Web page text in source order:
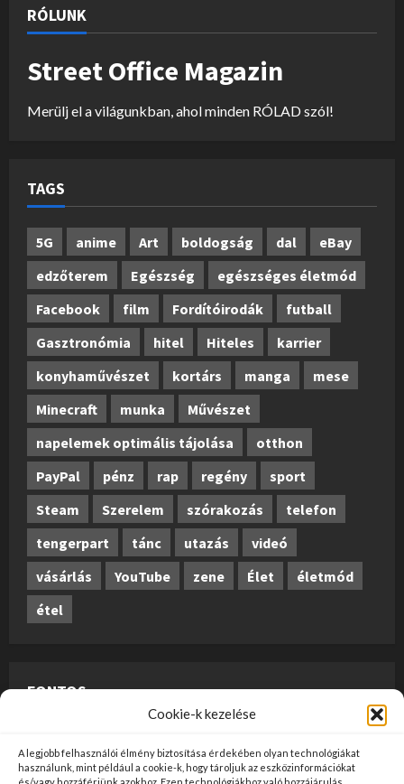
Cookie-k kezelése
A legjobb felhasználói élmény biztosítása érdekében olyan technológiákat
használunk, mint például a cookie-k, hogy tároljuk az eszközinformációkat
RÓLUNK
Street Office Magazin
Merülj el a világunkban, ahol minden RÓLAD szól!
TAGS
5G anime Art boldogság dal
eBay
edzőterem
Egészség
egészséges életmód
Facebook
film Fordítóirodák
futball
Gasztronómia
hitel Hiteles
karrier
konyhaművészet
kortárs manga
mese
Minecraft
munka
Művészet
napelemek optimális tájolása
otthon
PayPal
pénz rap regény
sport
Steam
Szerelem szórakozás
telefon
tengerpart
tánc utazás
videó
vásárlás
YouTube zene Élet
életmód
étel
FONTOS
szerkesztői tartalomnak, előzetes ellenőrzésen